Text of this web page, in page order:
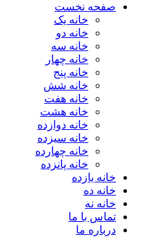
صفحه نخست
خانه یک
خانه دو
خانه سه
خانه چهار
خانه پنج
خانه شش
خانه هفت
خانه هشت
خانه دوازده
خانه سیزده
خانه چهارده
خانه پانزده
خانه یازده
خانه ده
خانه نه
تماس با ما
درباره ما